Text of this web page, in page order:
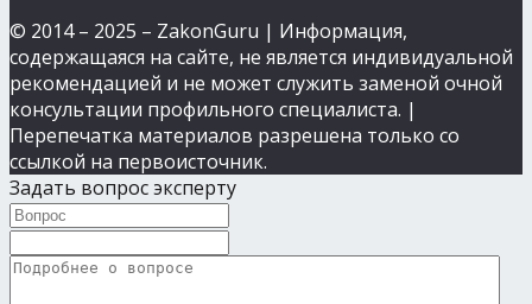
© 2014 – 2025 – ZakonGuru | Информация,
содержащаяся на сайте, не является индивидуальной
рекомендацией и не может служить заменой очной
консультации профильного специалиста. |
Перепечатка материалов разрешена только со
ссылкой на первоисточник.
Задать вопрос эксперту